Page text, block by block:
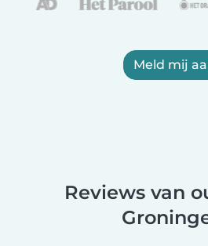
Meld mij
Reviews van